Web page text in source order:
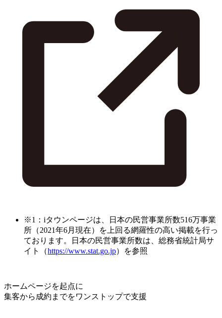
※1：iタウンページは、日本の民営事業所数516万事業
所（2021年6月現在）を上回る網羅性の高い掲載を行っ
ております。日本の民営事業所数は、総務省統計局サ
イト（https://www.stat.go.jp）を参照
ホームページを起点に
集客から成約までをワンストップで支援